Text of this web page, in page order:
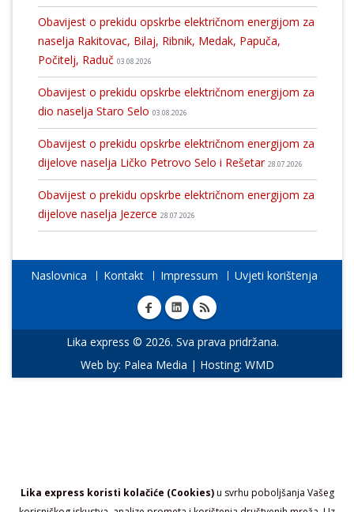
Lika express koristi kolačiće (Cookies)u svrhu poboljšanja Vašeg
Obavijest o prekidu opskrbe električnom energijom za
naselja Rakitovac, Bilaj, Ribnik, Medak, Papuča,
Počitelj, Raduč 03.08.2026
Obavijest o prekidu opskrbe električnom energijom za
dio naselja Staro Selo 03.08.2026
Obavijest o prekidu opskrbe električnom energijom za
dijelove naselja Ličko Petrovo Selo i Rešetar 28.07.2026
Obavijest o prekidu opskrbe električnom energijom za
dijelove naselja Jezerce 28.07.2026
Naslovnica Kontakt Impressum Uvjeti korištenja
Lika express © 2026. Sva prava pridržana.
Web by: Palea Media | Hosting: WMD